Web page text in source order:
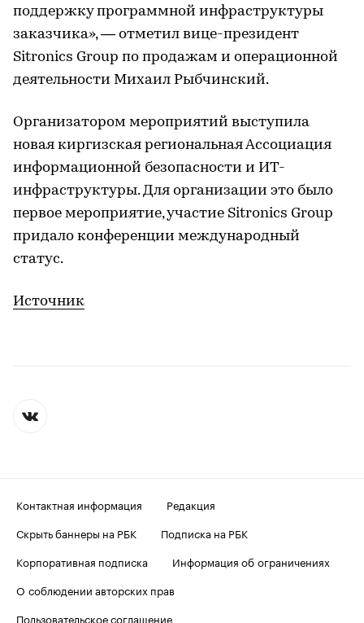
поддержку программной инфраструктуры
заказчика», — отметил вице-президент
Sitronics Group по продажам и операционной
деятельности Михаил Рыбчинский.
Организатором мероприятий выступила
новая киргизская региональная Ассоциация
информационной безопасности и ИТ-
инфраструктуры. Для организации это было
первое мероприятие, участие Sitronics Group
придало конференции международный
статус.
Источник
Контактная информация
Редакция
Скрыть баннеры на РБК
Подписка на РБК
Корпоративная подписка
Информация об ограничениях
О соблюдении авторских прав
Пользовательское соглашение